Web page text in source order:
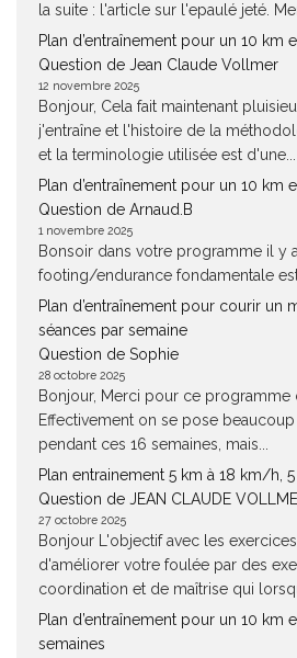
la suite : l'article sur l'epaulé jeté.
Plan d’entraînement pour un 10 km
Question de Jean Claude Vollmer
12 novembre 2025
Bonjour, Cela fait maintenant
j'entraîne et l'histoire de la
et la terminologie utilisée est d'une...
Plan d’entraînement pour un 10 km
Question de Arnaud.B
1 novembre 2025
Bonsoir dans votre programme il y
footing/endurance fondamentale
Plan d’entraînement pour courir un
séances par semaine
Question de Sophie
28 octobre 2025
Bonjour, Merci pour ce programme
Effectivement on se pose
pendant ces 16 semaines, mais...
Plan entrainement 5 km à 18 km/h,
Question de JEAN CLAUDE
27 octobre 2025
Bonjour L'objectif avec les
d'améliorer votre foulée par des
coordination et de maîtrise qui
Plan d’entraînement pour un 10 km
semaines